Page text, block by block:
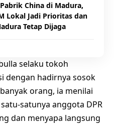
China di Madura,
Lokal Jadi Prioritas dan
Tetap Dijaga
selaku tokoh
dengan hadirnya sosok
orang, ia menilai
satunya anggota DPR
dan menyapa langsung